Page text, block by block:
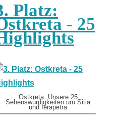
Platz:
- 25
Ostkreta: Unsere 25
Sehenswürdigkeiten um Sitia
und Ierapetra